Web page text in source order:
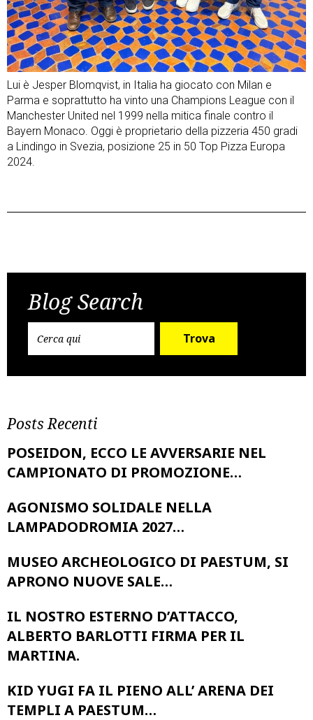
Lui è Jesper Blomqvist, in Italia ha giocato con Milan e
Parma e soprattutto ha vinto una Champions League con il
Manchester United nel 1999 nella mitica finale contro il
Bayern Monaco. Oggi è proprietario della pizzeria 450 gradi
a Lindingo in Svezia, posizione 25 in 50 Top Pizza Europa
2024.
navigation
Blog Search
Trova
Posts Recenti
POSEIDON, ECCO LE AVVERSARIE NEL
CAMPIONATO DI PROMOZIONE…
AGONISMO SOLIDALE NELLA
LAMPADODROMIA 2027…
MUSEO ARCHEOLOGICO DI PAESTUM, SI
APRONO NUOVE SALE…
IL NOSTRO ESTERNO D’ATTACCO,
ALBERTO BARLOTTI FIRMA PER IL
MARTINA.
KID YUGI FA IL PIENO ALL’ ARENA DEI
TEMPLI A PAESTUM…